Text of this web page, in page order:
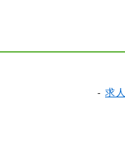
- 求人